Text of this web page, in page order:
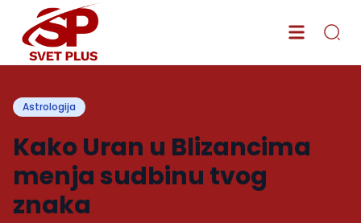
Astrologija
Kako Uran u Blizancima
menja sudbinu tvog
znaka